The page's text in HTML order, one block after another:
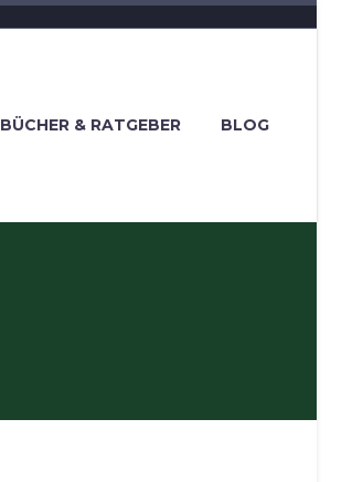
BÜCHER & RATGEBER BLOG